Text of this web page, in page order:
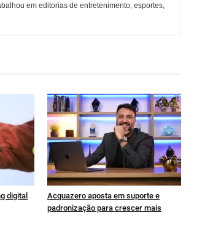
em editorias de entretenimento, esportes,
digital
Acquazero aposta em suporte e
padronização para crescer mais